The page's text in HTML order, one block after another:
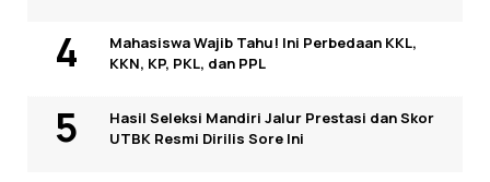
Mahasiswa Wajib Tahu! Ini Perbedaan KKL,
KKN, KP, PKL, dan PPL
Hasil Seleksi Mandiri Jalur Prestasi dan Skor
UTBK Resmi Dirilis Sore Ini